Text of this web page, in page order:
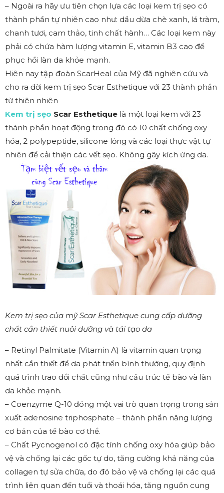
– Ngoài ra hãy ưu tiên chọn lựa các loại kem trị sẹo có
thành phần tự nhiên cao như: dầu dừa chè xanh, lá tràm,
chanh tươi, cam thảo, tinh chất hành… Các loại kem này
phải có chứa hàm lượng vitamin E, vitamin B3 cao để
phục hồi làn da khỏe mạnh.
Hiên nay tập đoàn ScarHeal của Mỹ đã nghiên cứu và
cho ra đời kem trị sẹo Scar Esthetique với 23 thành phần
từ thiên nhiên
Kem trị sẹo Scar Esthetique là một loại kem với 23
thành phần hoạt động trong đó có 10 chất chống oxy
hóa, 2 polypeptide, silicone lỏng và các loại thực vật tự
nhiên để cải thiện các vết sẹo. Không gây kích ứng da.
Kem trị sẹo của mỹ Scar Esthetique cung cấp dưỡng
chất cần thiết nuôi dưỡng và tái tạo da
– Retinyl Palmitate (Vitamin A) là vitamin quan trọng
nhất cần thiết để da phát triển bình thường, quy định
quá trình trao đổi chất cũng như cấu trúc tế bào và làn
da khỏe mạnh.
– Coenzyme Q-10 đóng một vai trò quan trọng trong sản
xuất adenosine triphosphate – thành phần năng lượng
cơ bản của tế bào cơ thể.
– Chất Pycnogenol có đặc tính chống oxy hóa giúp bảo
vệ và chống lại các gốc tự do, tăng cường khả năng của
collagen tự sửa chữa, do đó bảo vệ và chống lại các quá
trình liên quan đến tuổi và thoái hóa, tăng nguồn cung